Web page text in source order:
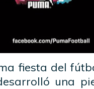
fiesta del
una